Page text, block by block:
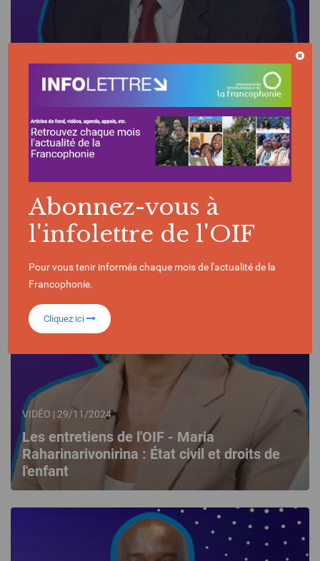
VIDÉO | 14/03/2025
Les entretiens de l'OIF - Lionel Zinsou : La
jeunesse, moteur de la francophonie
économique
VIDÉO | 29/11/2024
Les entretiens de l'OIF - Maria
Raharinarivonirina : État civil et droits de
l'enfant
Abonnez-vous à
l'infolettre de l'OIF
Pour vous tenir informés chaque mois de l'actualité de la
Francophonie.
Cliquez ici